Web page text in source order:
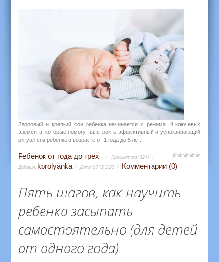
Здоровый и крепкий сон ребенка начинается с режима. 4 ключевых
элемента, которые помогут выстроить эффективный и успокаивающий
ритуал сна ребенка в возрасте от 1 года до 5 лет.
Ребенок от года до трех Просмотров:3241
Добавил: korolyanka Дата:08.12.2025 Комментарии (0)
Пять шагов, как научить
ребенка засыпать
самостоятельно (для детей
от одного года)